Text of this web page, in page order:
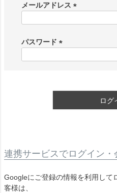
メールアドレス
)
パスワード
ログ
連携サービスでログイン・
Googleにご登録の情報を利用して
客様は、